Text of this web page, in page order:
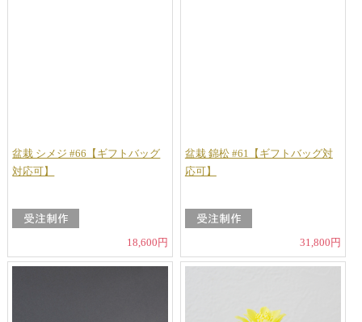
盆栽 シメジ #66【ギフトバッグ
対応可】
18,600円
盆栽 錦松 #61【ギフトバッグ対
応可】
31,800円